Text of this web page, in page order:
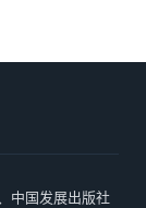
中国发展出版社